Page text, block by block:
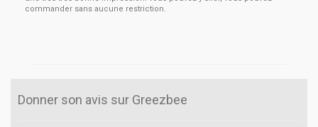
commander sans aucune restriction.
Donner son avis sur Greezbee